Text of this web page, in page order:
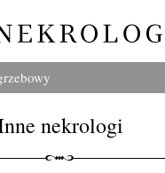
nekrologi